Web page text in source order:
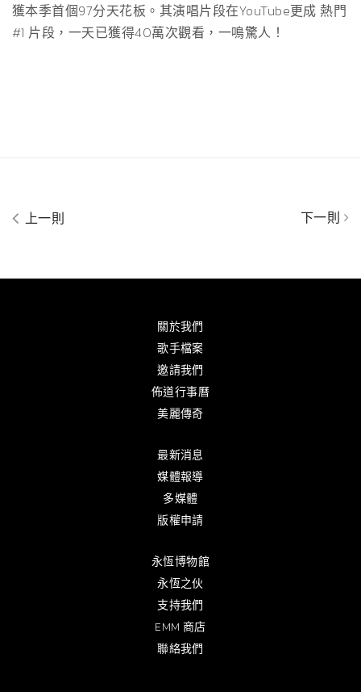
獲本季首個97分天花板。其演唱片段在YouTube更成 熱門
#1 片段，一天已獲得40萬次觀看，一鳴驚人！
上一則 下一則
關於我們
歌手檔案
邀請我們
佈道行事曆
美麗傳奇
最新消息
媒體報導
多媒體
版權申請
永恆博物館
永恆之伙
支持我們
EMM 商店
聯絡我們